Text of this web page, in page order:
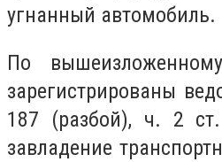
угнанный автомобиль.
По
зарегистрированы
187 (разбой), ч. 2
завладение